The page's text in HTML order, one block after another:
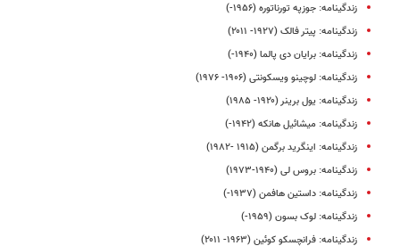
زندگینامه: جوزپه تورناتوره (۱۹۵۶-)
زندگینامه: پیتر فالک (۱۹۲۷- ۲۰۱۱)
زندگینامه: برایان دی پالما (۱۹۴۰-)
زندگینامه: لوچینو ویسکونتی (۱۹۰۶- ۱۹۷۶)
زندگینامه: یول برینر (۱۹۲۰- ۱۹۸۵)
زندگینامه: میشائیل هانکه (۱۹۴۲-)
زندگینامه: اینگرید برگمن (۱۹۱۵ -۱۹۸۲)
زندگینامه: بروس لی (۱۹۴۰-۱۹۷۳)
زندگینامه: داستین هافمن (۱۹۳۷-)
زندگینامه: لوک بسون (۱۹۵۹-)
زندگینامه: فرانچسکو کوئین (۱۹۶۳- ۲۰۱۱)